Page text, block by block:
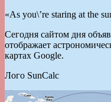
«As you\’re staring at the
Сегодня сайтом дня
отображает
картах Google.
Лого SunCalc